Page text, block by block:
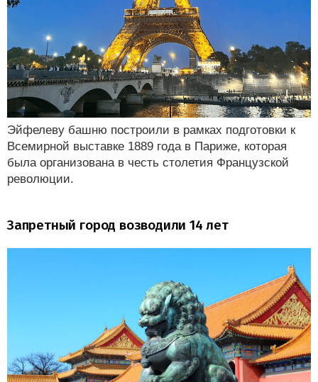
Эйфелеву башню построили в рамках подготовки к
Всемирной выставке 1889 года в Париже, которая
была организована в честь столетия Французской
революции.
Запретный город возводили 14 лет